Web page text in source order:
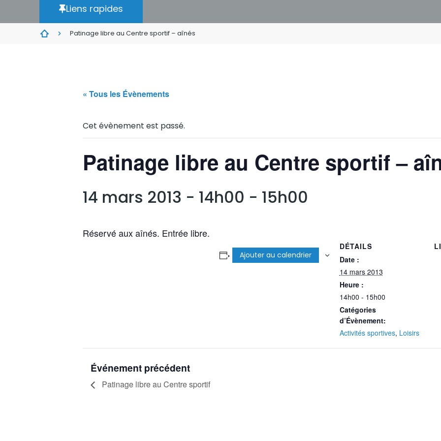
Liens rapides
Patinage libre au Centre sportif – aînés
« Tous les Évènements
Cet évènement est passé.
Patinage libre au Centre sportif –
14 mars 2013 - 14h00 - 15h00
Réservé aux aînés. Entrée libre.
Ajouter au calendrier
DÉTAILS
Date :
14 mars 2013
Heure :
14h00 - 15h00
Catégories
d’Évènement:
Activités sportives, Loisirs
Événement précédent
Patinage libre au Centre sportif